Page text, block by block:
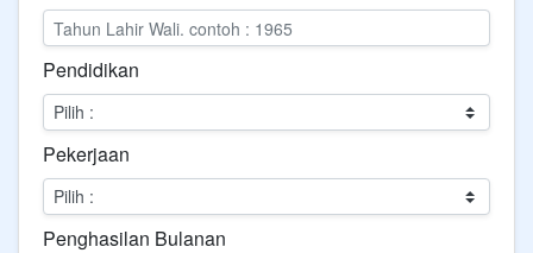
Pendidikan
Pekerjaan
Penghasilan Bulanan